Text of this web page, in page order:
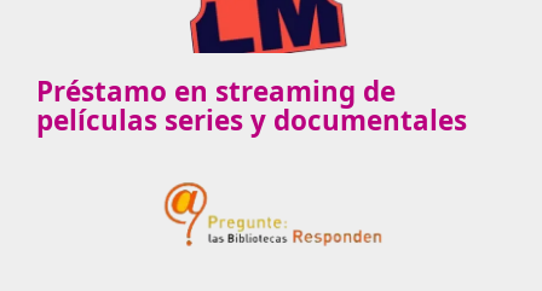
Préstamo en streaming de
películas series y documentales